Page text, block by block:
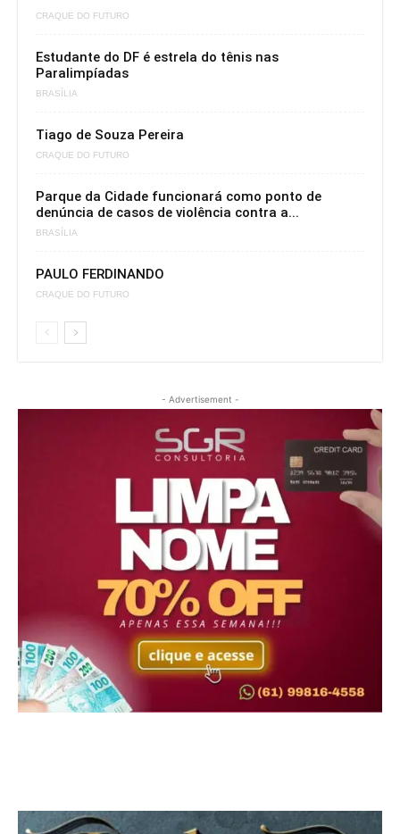
CRAQUE DO FUTURO
Estudante do DF é estrela do tênis nas
Paralimpíadas
BRASÍLIA
Tiago de Souza Pereira
CRAQUE DO FUTURO
Parque da Cidade funcionará como ponto de
denúncia de casos de violência contra a...
BRASÍLIA
PAULO FERDINANDO
CRAQUE DO FUTURO
- Advertisement -